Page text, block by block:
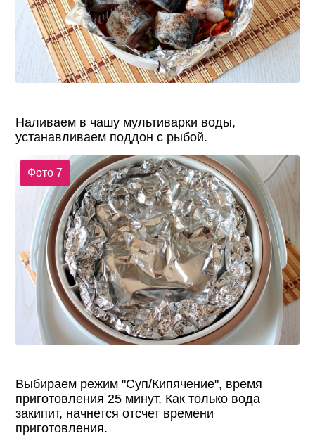
Наливаем в чашу мультиварки воды,
устанавливаем поддон с рыбой.
Фото 7
Выбираем режим "Суп/Кипячение", время
приготовления 25 минут. Как только вода
закипит, начнется отсчет времени
приготовления.